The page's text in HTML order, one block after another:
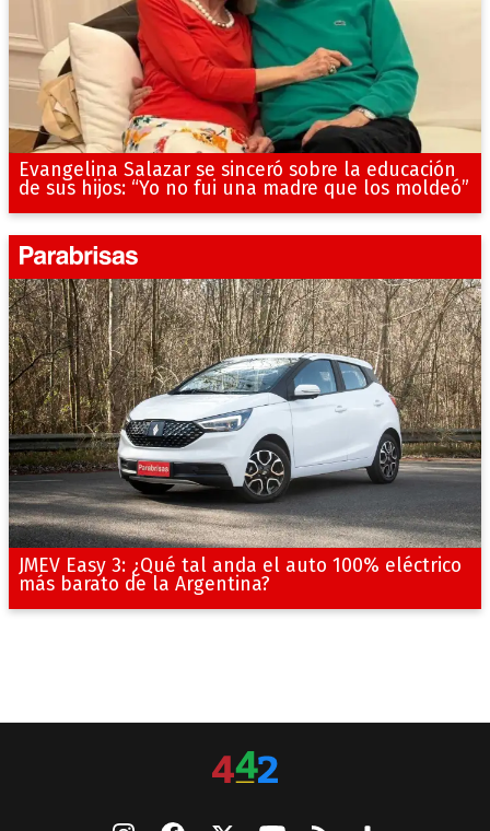
Evangelina Salazar se sinceró sobre la educación
de sus hijos: “Yo no fui una madre que los moldeó”
JMEV Easy 3: ¿Qué tal anda el auto 100% eléctrico
más barato de la Argentina?